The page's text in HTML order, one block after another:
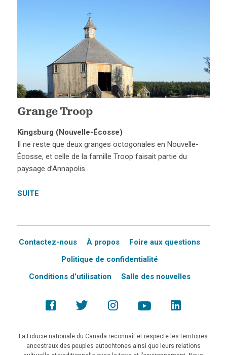
Grange Troop
Kingsburg (Nouvelle-Écosse)
Il ne reste que deux granges octogonales en Nouvelle-
Écosse, et celle de la famille Troop faisait partie du
paysage d’Annapolis…
SUITE
Contactez-nous À propos
Foire aux questions
Politique de confidentialité
Conditions d’utilisation
Salle des nouvelles
La Fiducie nationale du Canada reconnaît et respecte les territoires
ancestraux des peuples autochtones ainsi que leurs relations